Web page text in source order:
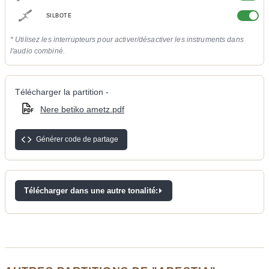
SILBOTE
* Utilisez les interrupteurs pour activer/désactiver les instruments dans
l'audio combiné.
Télécharger la partition -
Nere betiko ametz.pdf
Générer code de partage
Télécharger dans une autre tonalité: